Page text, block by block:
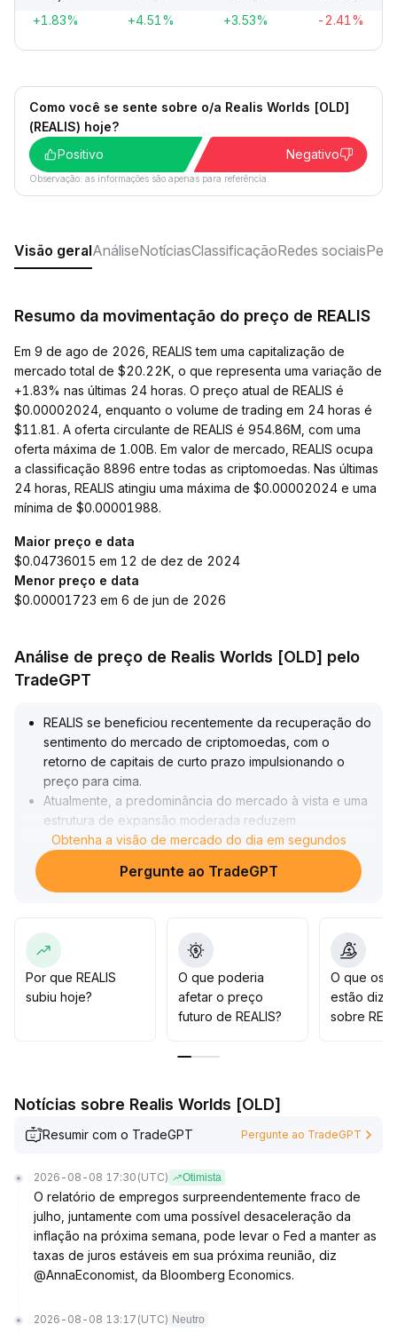
+1.83% +4.51% +3.53% -2.41%
Como você se sente sobre o/a Realis Worlds [OLD]
(REALIS) hoje?
Positivo
Negativo
Observação: as informações são apenas para referência.
Visão geralAnáliseNotíciasClassificaçãoRedes sociais
Resumo da movimentação do preço de REALIS
Em 9 de ago de 2026, REALIS tem uma capitalização de
mercado total de $20.22K, o que representa uma variação de
+1.83% nas últimas 24 horas. O preço atual de REALIS é
$0.00002024, enquanto o volume de trading em 24 horas é
$11.81. A oferta circulante de REALIS é 954.86M, com uma
oferta máxima de 1.00B. Em valor de mercado, REALIS ocupa
a classificação 8896 entre todas as criptomoedas. Nas últimas
24 horas, REALIS atingiu uma máxima de $0.00002024 e uma
mínima de $0.00001988.
Maior preço e data
$0.04736015 em 12 de dez de 2024
Menor preço e data
$0.00001723 em 6 de jun de 2026
Análise de preço de Realis Worlds [OLD] pelo
TradeGPT
REALIS se beneficiou recentemente da recuperação do
sentimento do mercado de criptomoedas, com o
retorno de capitais de curto prazo impulsionando o
preço para cima.
Atualmente, a predominância do mercado à vista e uma
estrutura de expansão moderada reduzem
efetivamente o risco de liquidações sistêmicas,
fortalecendo a sustentabilidade da dinâmica de alta no
volume; se REALIS conseguir manter-se acima dos
suportes técnicos de curto prazo (especial destaque
para níveis inteiros e a média móvel de 30 dias), pode-
se aproveitar para operar o movimento de
de retração rápida decorrente de oscilações no
realizar lucros ou limitar perdas prontamente
De modo geral, REALIS apresenta espaço para uma
flutuações de ±10% no intervalo, com estratégia
focada em operações rápidas e ajuste dinâmico das
posições.
Obtenha a visão de mercado do dia em segundos
Pergunte ao TradeGPT
Por que REALIS
subiu hoje?
O que poderia
afetar o preço
futuro de REALIS?
O que os
estão
sobre
Notícias sobre Realis Worlds [OLD]
Resumir com o TradeGPT Pergunte ao TradeGPT
2026-08-08 17:30 (UTC) Otimista
O relatório de empregos surpreendentemente fraco de
julho, juntamente com uma possível desaceleração da
inflação na próxima semana, pode levar o Fed a manter as
taxas de juros estáveis em sua próxima reunião, diz
@AnnaEconomist, da Bloomberg Economics.
2026-08-08 13:17 (UTC) Neutro